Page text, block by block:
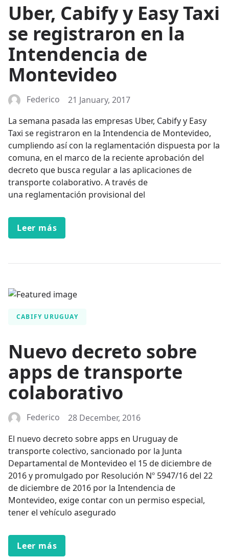
Uber, Cabify y Easy Taxi
se registraron en la
Intendencia de
Montevideo
Federico
21 January, 2017
La semana pasada las empresas Uber, Cabify y Easy
Taxi se registraron en la Intendencia de Montevideo,
cumpliendo así con la reglamentación dispuesta por la
comuna, en el marco de la reciente aprobación del
decreto que busca regular a las aplicaciones de
transporte colaborativo. A través de
una reglamentación provisional del
Leer más
CABIFY URUGUAY
Nuevo decreto sobre
apps de transporte
colaborativo
Federico
28 December, 2016
El nuevo decreto sobre apps en Uruguay de
transporte colectivo, sancionado por la Junta
Departamental de Montevideo el 15 de diciembre de
2016 y promulgado por Resolución Nº 5947/16 del 22
de diciembre de 2016 por la Intendencia de
Montevideo, exige contar con un permiso especial,
tener el vehículo asegurado
Leer más